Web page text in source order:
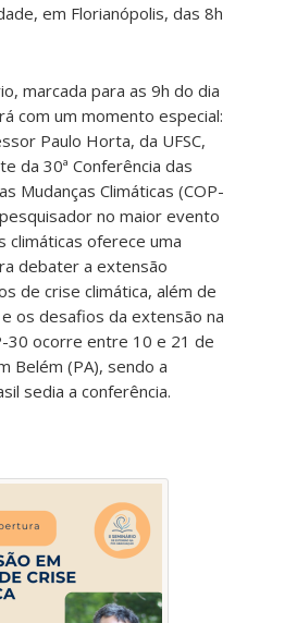
em Florianópolis, das 8h
marcada para as 9h do dia
com um momento especial:
Paulo Horta, da UFSC,
da 30ª Conferência das
Mudanças Climáticas (COP-
no maior evento
climáticas oferece uma
debater a extensão
de crise climática, além de
os desafios da extensão na
30 ocorre entre 10 e 21 de
Belém (PA), sendo a
sedia a conferência.